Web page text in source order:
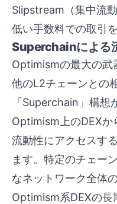
Slipstream（集中流
低い手数料での取引
Superchainによる
Optimismの最大の武
他のL2チェーンとの
「Superchain」構想
Optimism上のDEXか
流動性にアクセスす
ます。特定のチェー
なネットワーク全体
Optimism系DEXの長